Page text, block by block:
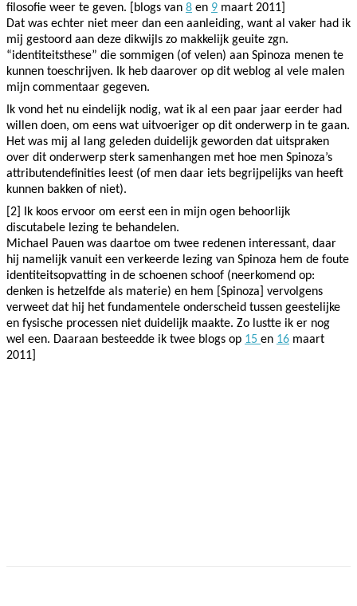
filosofie weer te geven. [blogs van 8 en 9 maart 2011]
Dat was echter niet meer dan een aanleiding, want al vaker had ik
mij gestoord aan deze dikwijls zo makkelijk geuite zgn.
“identiteitsthese” die sommigen (of velen) aan Spinoza menen te
kunnen toeschrijven. Ik heb daarover op dit weblog al vele malen
mijn commentaar gegeven.
Ik vond het nu eindelijk nodig, wat ik al een paar jaar eerder had
willen doen, om eens wat uitvoeriger op dit onderwerp in te gaan.
Het was mij al lang geleden duidelijk geworden dat uitspraken
over dit onderwerp sterk samenhangen met hoe men Spinoza’s
attributendefinities leest (of men daar iets begrijpelijks van heeft
kunnen bakken of niet).
[2] Ik koos ervoor om eerst een in mijn ogen behoorlijk
discutabele lezing te behandelen.
Michael Pauen was daartoe om twee redenen interessant, daar
hij namelijk vanuit een verkeerde lezing van Spinoza hem de foute
identiteitsopvatting in de schoenen schoof (neerkomend op:
denken is hetzelfde als materie) en hem [Spinoza] vervolgens
verweet dat hij het fundamentele onderscheid tussen geestelijke
en fysische processen niet duidelijk maakte. Zo lustte ik er nog
wel een. Daaraan besteedde ik twee blogs op 15 en 16 maart
2011]